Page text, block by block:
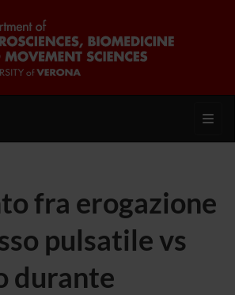
fra erogazione
pulsatile vs
durante